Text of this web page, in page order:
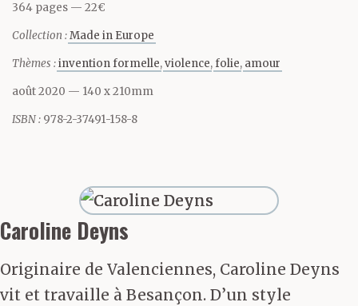
jamais à lire entre les
lignes, à entrevoir ne
serait-ce qu’un seul
instant la silhouette
gamine de onze ans en
train de se faufiler dans
la foule compacte du
tout le mondepar deux
364 pages 22€
Collection :Made in Europe
Thèmes :invention formelle violence folie amour
août 2020 — 140 x 210mm
ISBN : 978-2-37491-158-8
Caroline Deyns
Originaire de Valenciennes, Caroline Deyns
vit et travaille à Besançon. D’un style